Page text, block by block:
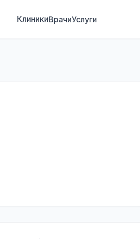
КлиникиВрачиУслуги